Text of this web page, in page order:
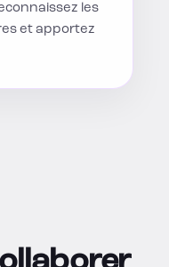
les
et apportez